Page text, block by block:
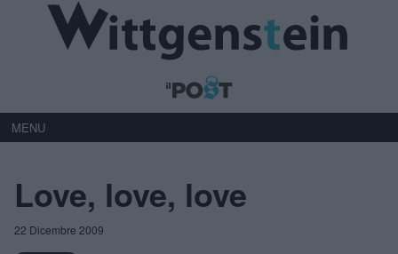
MENU
Love, love, love
22 Dicembre 2009